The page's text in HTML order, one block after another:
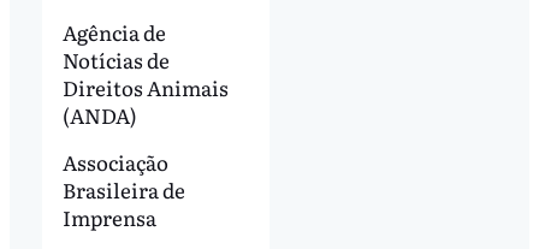
Agência de
Notícias de
Direitos Animais
(ANDA)
Associação
Brasileira de
Imprensa